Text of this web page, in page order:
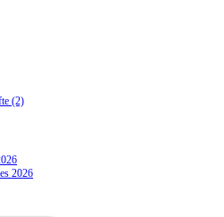
(2)
2026